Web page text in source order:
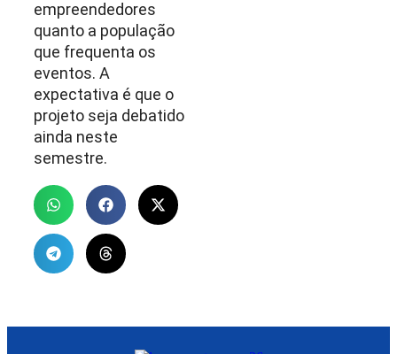
empreendedores
quanto a população
que frequenta os
eventos. A
expectativa é que o
projeto seja debatido
ainda neste
semestre.